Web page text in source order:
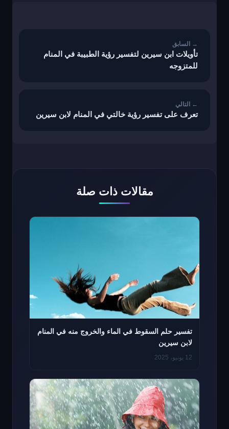
تأويلات ابن سيرين لتفسير رؤية الطبيبة في المنام
للمتزوجه
تعرف على تفسير رؤية خالتي في المنام لابن سيرين
مقالات ذات صلة
تفسير حلم السقوط في الماء والخروج منه في المنام
لابن سيرين
12 يونيو، 2025